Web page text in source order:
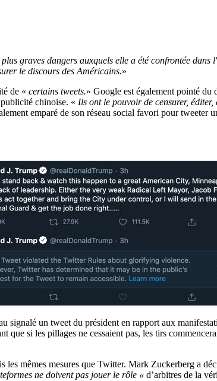
graves dangers auxquels elle a été confrontée dans
le discours des Américains.»
de « certains tweets.» Google est également pointé
chinoise. « Ils ont le pouvoir de censurer,
emparé de son réseau social favori pour tweeter
un tweet du président en rapport aux
si les pillages ne cessaient pas, les tirs
mêmes mesures que Twitter. Mark Zuckerberg a
ne doivent pas jouer le rôle « d’arbitres de la